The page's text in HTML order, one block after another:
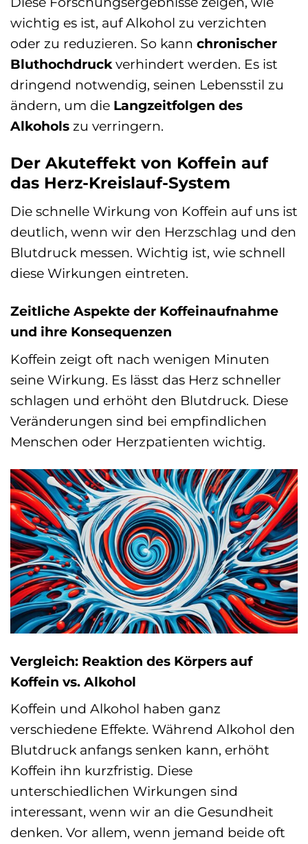
wichtig es ist, auf Alkohol zu verzichten
oder zu reduzieren. So kann chronischer
Bluthochdruck verhindert werden. Es ist
dringend notwendig, seinen Lebensstil zu
ändern, um die Langzeitfolgen des
Alkohols zu verringern.
Der Akuteffekt von Koffein auf
das Herz-Kreislauf-System
Die schnelle Wirkung von Koffein auf uns ist
deutlich, wenn wir den Herzschlag und den
Blutdruck messen. Wichtig ist, wie schnell
diese Wirkungen eintreten.
Zeitliche Aspekte der Koffeinaufnahme
und ihre Konsequenzen
Koffein zeigt oft nach wenigen Minuten
seine Wirkung. Es lässt das Herz schneller
schlagen und erhöht den Blutdruck. Diese
Veränderungen sind bei empfindlichen
Menschen oder Herzpatienten wichtig.
Vergleich: Reaktion des Körpers auf
Koffein vs. Alkohol
Koffein und Alkohol haben ganz
verschiedene Effekte. Während Alkohol den
Blutdruck anfangs senken kann, erhöht
Koffein ihn kurzfristig. Diese
unterschiedlichen Wirkungen sind
interessant, wenn wir an die Gesundheit
denken. Vor allem, wenn jemand beide oft